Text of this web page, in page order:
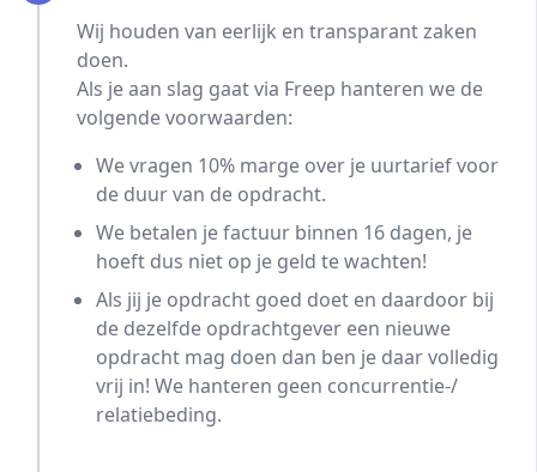
Wij houden van eerlijk en transparant zaken
doen.
Als je aan slag gaat via Freep hanteren we de
volgende voorwaarden:
We vragen 10% marge over je uurtarief voor
de duur van de opdracht.
We betalen je factuur binnen 16 dagen, je
hoeft dus niet op je geld te wachten!
Als jij je opdracht goed doet en daardoor bij
de dezelfde opdrachtgever een nieuwe
opdracht mag doen dan ben je daar volledig
vrij in! We hanteren geen concurrentie-/
relatiebeding.